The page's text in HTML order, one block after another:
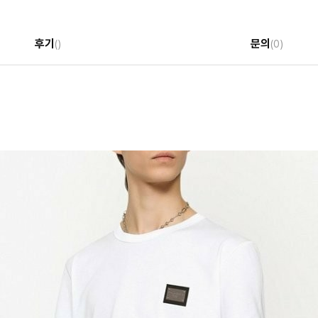
후기 () 문의 (0)